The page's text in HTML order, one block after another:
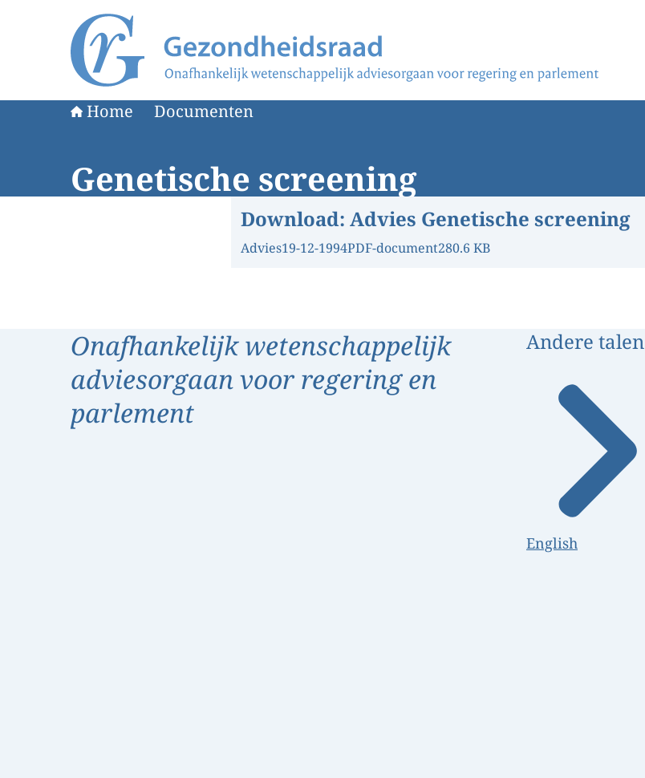
Naar de homepage van Gezondheidsraad
Home Documenten
Genetische screening
Download: Advies Genetische screening
Advies19-12-1994PDF-document280.6 KB
Onafhankelijk wetenschappelijk
adviesorgaan voor regering en
parlement
Andere talen
English